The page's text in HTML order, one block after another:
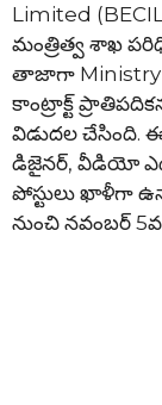
Limited
మంత్రిత్వ శాఖ
తాజాగా Ministry
కాంట్రాక్ట్
విడుదల చేసింది.
డిజైనర్, వీడియో
పోస్టులు ఖాళీగా
నుంచి నవంబర్